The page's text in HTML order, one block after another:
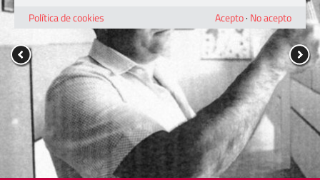
Política de cookies
Acepto· No acepto